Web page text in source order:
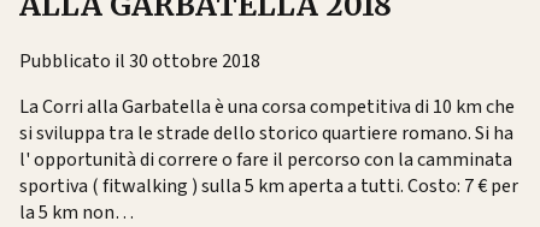
Pubblicato il 30 ottobre 2018
La Corri alla Garbatella è una corsa competitiva di 10 km che
si sviluppa tra le strade dello storico quartiere romano. Si ha
l' opportunità di correre o fare il percorso con la camminata
sportiva ( fitwalking ) sulla 5 km aperta a tutti. Costo: 7 € per
la 5 km non…